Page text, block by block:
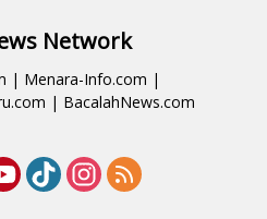
Network
| Menara-Info.com |
| BacalahNews.com